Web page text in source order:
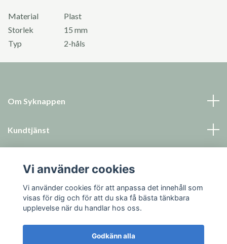
Material
Plast
Storlek
15 mm
Typ
2-håls
Om Syknappen
Kundtjänst
Sociala medier
Vi använder cookies
Vi använder cookies för att anpassa det innehåll som
visas för dig och för att du ska få bästa tänkbara
upplevelse när du handlar hos oss.
Godkänn alla